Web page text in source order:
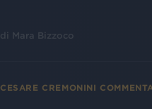
di Mara Bizzoco
CESARE CREMONINI COMMENTA